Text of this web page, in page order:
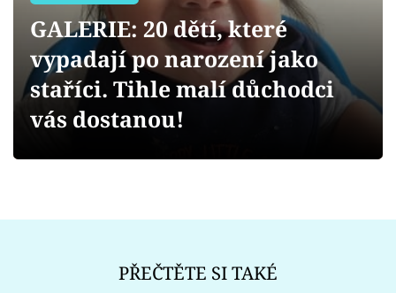
Videa
Sledujte prima+
GALERIE: 20 dětí, které
vypadají po narození jako
staříci. Tihle malí důchodci
vás dostanou!
PŘEČTĚTE SI TAKÉ